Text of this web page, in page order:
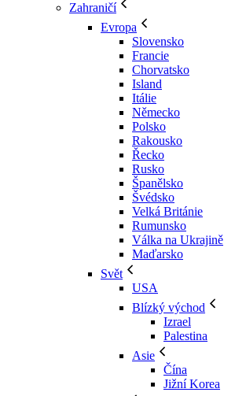
Zahraničí
Evropa
Slovensko
Francie
Chorvatsko
Island
Itálie
Německo
Polsko
Rakousko
Řecko
Rusko
Španělsko
Švédsko
Velká Británie
Rumunsko
Válka na Ukrajině
Maďarsko
Svět
USA
Blízký východ
Izrael
Palestina
Asie
Čína
Jižní Korea